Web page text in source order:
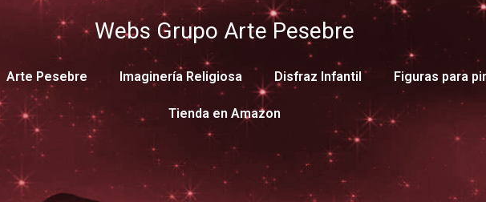
Webs Grupo Arte Pesebre
Arte Pesebre Imaginería Religiosa Disfraz Infantil Figuras para
Tienda en Amazon